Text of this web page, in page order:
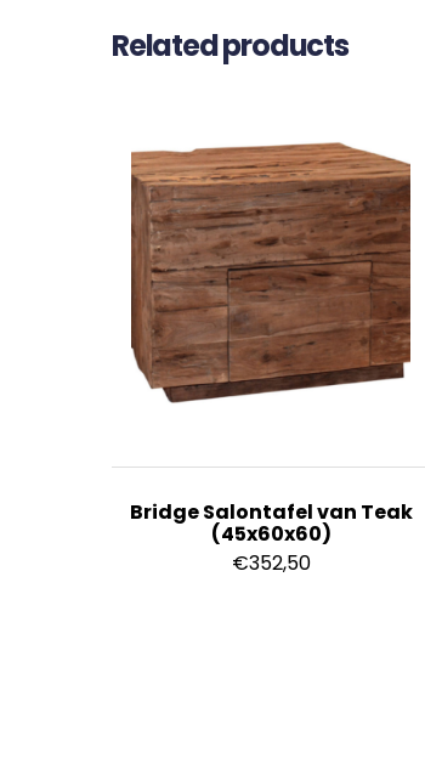
Related products
Bridge Salontafel van Teak
(45x60x60)
€352,50